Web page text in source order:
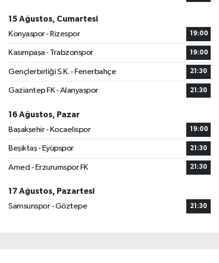
15 Ağustos, Cumartesi
Konyaspor - Rizespor
19:00
Kasımpaşa - Trabzonspor 19:00
Gençlerbirliği S.K. - Fenerbahçe 21:30
Gaziantep FK - Alanyaspor 21:30
16 Ağustos, Pazar
Başakşehir - Kocaelispor
19:00
Beşiktaş - Eyüpspor 21:30
Amed - Erzurumspor FK 21:30
17 Ağustos, Pazartesi
Samsunspor - Göztepe
21:30